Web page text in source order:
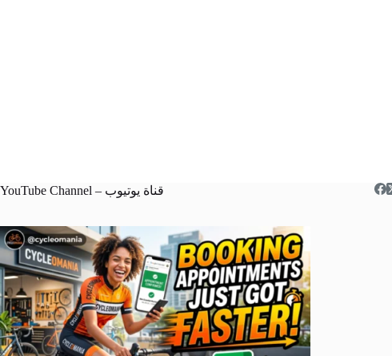
YouTube Channel – قناة يوتيوب